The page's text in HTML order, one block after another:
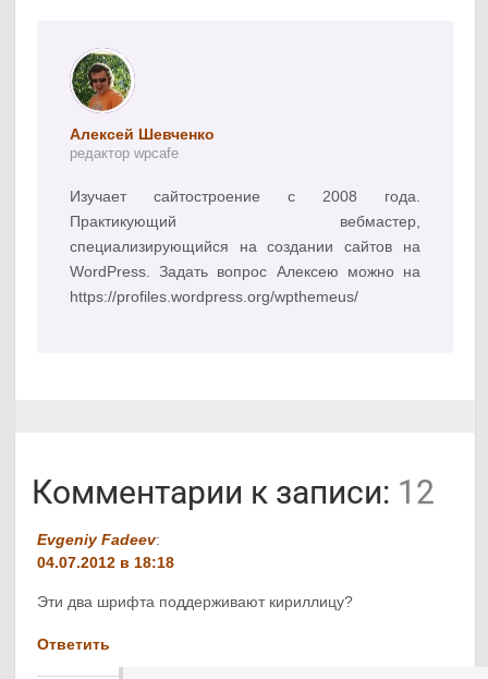
Алексей Шевченко
редактор wpcafe
Изучает сайтостроение с 2008 года.
Практикующий вебмастер,
специализирующийся на создании сайтов на
WordPress. Задать вопрос Алексею можно на
https://profiles.wordpress.org/wpthemeus/
Комментарии к записи: 12
Evgeniy Fadeev:
04.07.2012 в 18:18
Эти два шрифта поддерживают кириллицу?
Ответить